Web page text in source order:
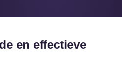
en effectieve